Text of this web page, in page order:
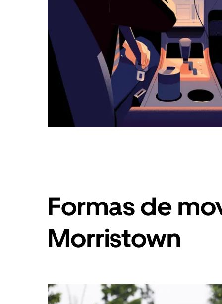
Formas de
Morristown